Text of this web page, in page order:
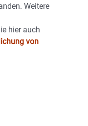
Weitere
hier auch
von